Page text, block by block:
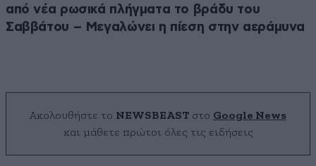
από νέα ρωσικά πλήγματα το βράδυ του
Σαββάτου – Μεγαλώνει η πίεση στην αεράμυνα
Ακολουθήστε το NEWSBEAST στο Google News
και μάθετε πρώτοι όλες τις ειδήσεις